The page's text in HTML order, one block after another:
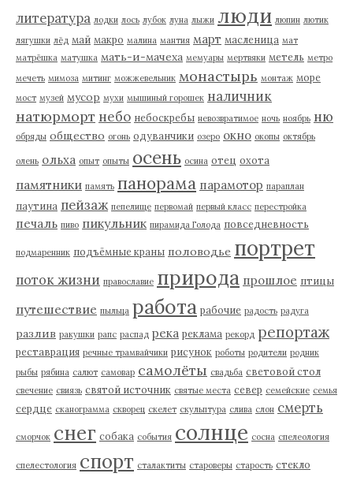
литература лодки лось лубок луна лыжи люди люпин лютик
лягушки лёд май макро малина мантия март масленица мат
матрёшка матушка мать-и-мачеха мемуары мертвяки метель метро
мечеть мимоза митинг можжевельник монастырь монтаж море
мост музей мусор мухи мышиный горошек наличник
натюрморт небо небоскребы невозвратимое ночь ноябрь ню
обряды общество огонь одуванчики озеро окно окопы октябрь
олень ольха опыт опыты осень осина отец охота
памятники память панорама парамотор параплан
паутина пейзаж пепелище первомай первый класс перестройка
печаль пиво пикульник пирамида Голода повседневность
подмаренник подъёмные краны половодье портрет
поток жизни православие природа прошлое птицы
путешествие пыльца работа рабочие радость радуга
разлив ракушки рапс распад река реклама рекорд репортаж
реставрация речные трамвайчики рисунок роботы родители родник
рыбы рябина салют самовар самолёты свадьба световой стол
свечение свиязь святой источник святые места север семейские семья
сердце сканограмма скворец скелет скульптура слива слон смерть
сморчок снег собака события солнце сосна спелеология
спелестология спорт сталактиты староверы старость стекло